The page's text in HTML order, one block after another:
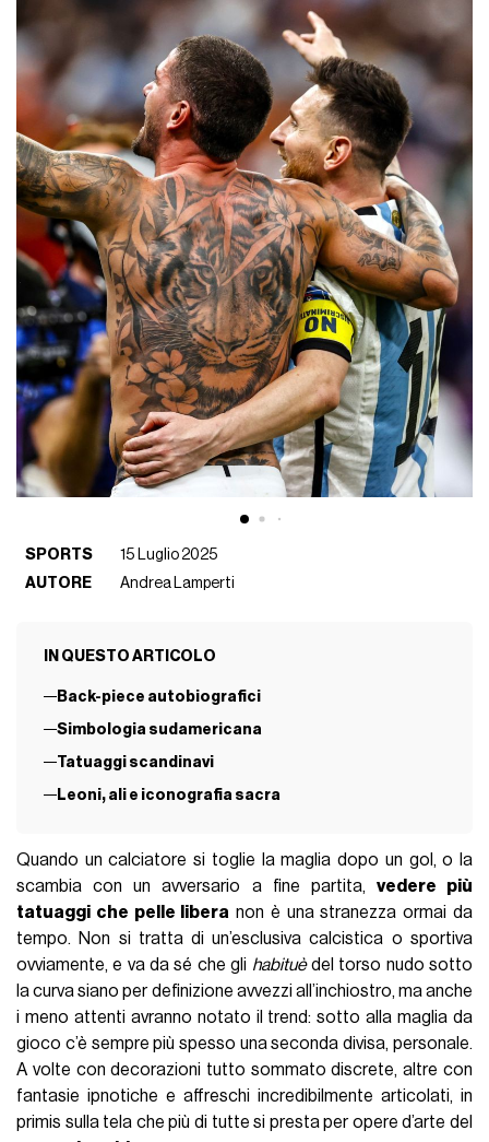
Con il tuo consenso, vorremmo anche:
raccogliere informazioni sulla tua posizione
geografica, con un'approssimazione di qualche
metro,
Identificare il tuo dispositivo, scansionandolo
attivamente alla ricerca di caratteristiche specifiche
(impronte digitali).
Approfondisci come vengono elaborati i tuoi dati personali
e imposta le tue preferenze nellasezione dettagli. Puoi
modificare o ritirare il tuo consenso in qualsiasi momento
dalla Dichiarazione sui cookie.
Utilizziamo i cookie per personalizzare contenuti ed
annunci, per fornire funzionalità dei social media e per
analizzare il nostro traffico. Condividiamo inoltre
informazioni sul modo in cui utilizza il nostro sito con i
nostri partner che si occupano di analisi dei dati web,
pubblicità e social media, i quali potrebbero combinarle
Statistiche
Marketing
Mostra dettagli
Accetta tutti i cookie
Accetta selezionati
Usa solo i cookie necessari
fianco: Ronaldo e lo stesso Neymar.
è volato a Los Angeles per farsi tatuare da Ganga un collage
di icone sportive:Kobe Bryant, Muhammad Ali, Pelé e
Michael Jordan. Un disegno che in poche ore ha fatto il
giro dei social per un dettaglio singolare: l’atto di tiro in cui è
ironicamente Vini a chi ne evidenziava l’inaccuratezza,
mentre Ganga ha precisato che sono state le esigenze
compositive a convincerli a ribaltare il disegno originale.
Nell’universo latino si segnala infine il già citato back-piece di
MauroIcardi : la firma sulla sua schiena è Valentino Russo,
tatuatore di tantissimi calciatori visti in Serie A tra cui
Zaccagni, Insigne, Politano, Di Lorenzo e Mazzocchi, e pure
dell’ex ct della Nazionale LucianoSpalletticon lo Scudetto
2023 vinto aNapolie marchiato sull'avambraccio. Nel caso
di Icardi, Russo è volato a Istanbul per una maratona che ha